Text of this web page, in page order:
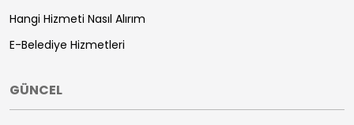
Hangi Hizmeti Nasıl Alırım
E-Belediye Hizmetleri
GÜNCEL